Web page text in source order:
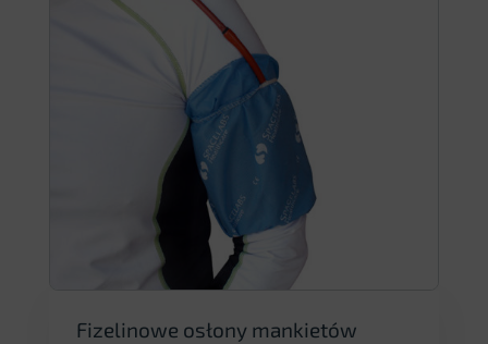
Fizelinowe osłony mankietów